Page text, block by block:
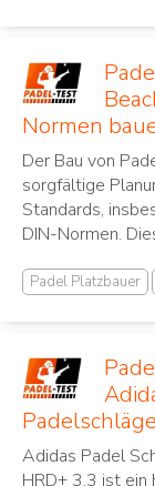
Normen
Der Bau von
sorgfältige
Standards,
DIN-Normen.
Padel Platzbauer
Adidas Padel
HRD+ 3.3 ist ein